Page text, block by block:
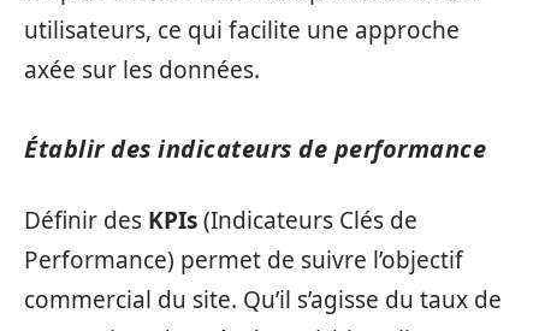
utilisateurs, ce qui facilite une approche
axée sur les données.
Établir des indicateurs de performance
Définir des KPIs(Indicateurs Clés de
Performance) permet de suivre l’objectif
commercial du site. Qu’il s’agisse du taux de